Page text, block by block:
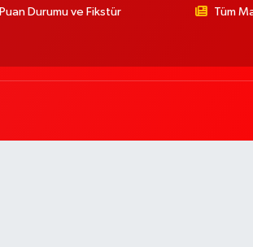
Puan Durumu ve Fikstür Tüm